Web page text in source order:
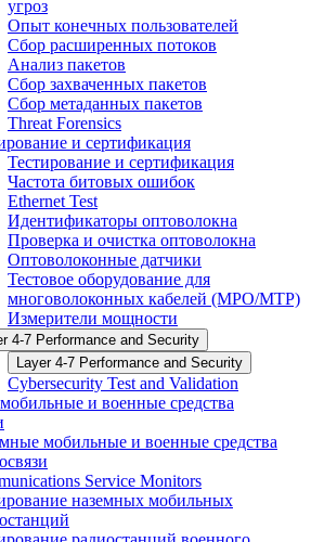
угроз
Опыт конечных пользователей
Сбор расширенных потоков
Анализ пакетов
Сбор захваченных пакетов
Сбор метаданных пакетов
Threat Forensics
и сертификация
Тестирование и сертификация
Частота битовых ошибок
Ethernet Test
Идентификаторы оптоволокна
Проверка и очистка оптоволокна
Оптоволоконные датчики
Тестовое оборудование для
многоволоконных кабелей (MPO/MTP)
Измерители мощности
4-7 Performance and Security
Layer 4-7 Performance and Security
Cybersecurity Test and Validation
и военные средства
мобильные и военные средства
Service Monitors
наземных мобильных